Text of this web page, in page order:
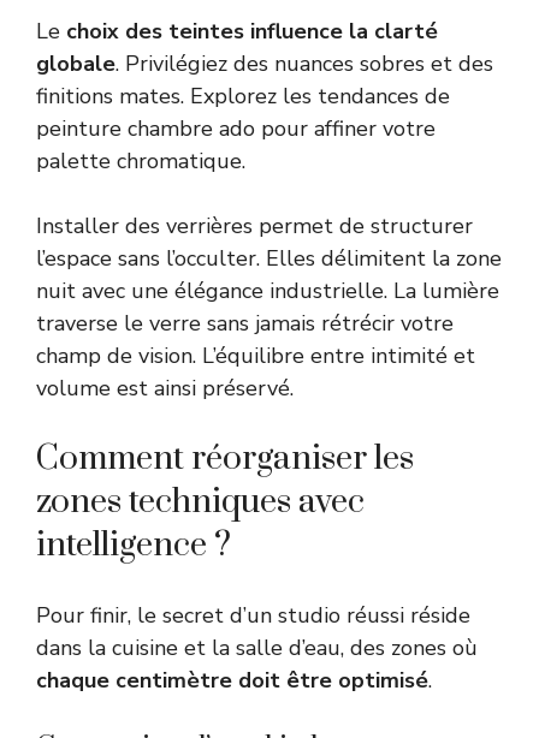
Le choix des teintes influence la clarté
globale. Privilégiez des nuances sobres et des
finitions mates. Explorez les tendances de
peinture chambre ado pour affiner votre
palette chromatique.
Installer des verrières permet de structurer
l’espace sans l’occulter. Elles délimitent la zone
nuit avec une élégance industrielle. La lumière
traverse le verre sans jamais rétrécir votre
champ de vision. L’équilibre entre intimité et
volume est ainsi préservé.
Comment réorganiser les
zones techniques avec
intelligence ?
Pour finir, le secret d’un studio réussi réside
dans la cuisine et la salle d’eau, des zones où
chaque centimètre doit être optimisé.